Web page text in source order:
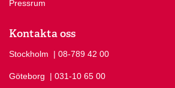
Pressrum
Kontakta oss
Stockholm Ring Stockholm på
| 08-789 42 00
Göteborg Ring Göteborg på
| 031-10 65 00